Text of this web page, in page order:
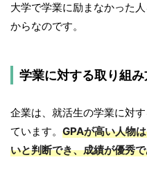
大学で学業に励まなかった
からなのです。
学業に対する取り組
企業は、就活生の学業に対
ています。 GPAが高い人物
いと判断でき、成績が優秀